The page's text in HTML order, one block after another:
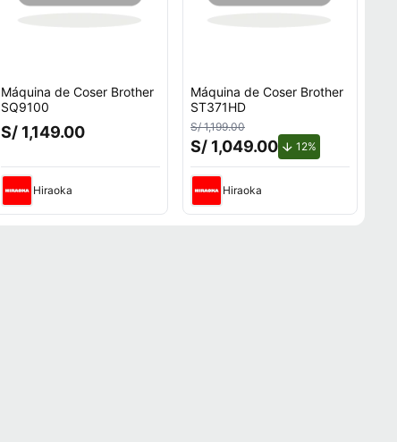
Máquina de Coser Brother
SQ9100
S/ 1,149.00
Hiraoka
Máquina de Coser Brother
ST371HD
S/ 1,199.00
S/ 1,049.00 12%
Hiraoka